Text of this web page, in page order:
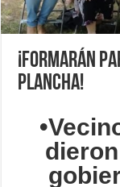
¡Formarán
Plancha!